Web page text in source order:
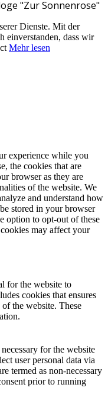
"Zur Sonnenrose"
Dienste. Mit der
einverstanden, dass wir
Mehr lesen
experience while you
the cookies that are
browser as they are
of the website. We
and understand how
stored in your browser
option to opt-out of these
may affect your
for the website to
cookies that ensures
the website. These
for the website
user personal data via
termed as non-necessary
prior to running